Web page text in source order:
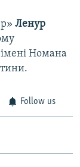
Ленур
Номана
Follow us